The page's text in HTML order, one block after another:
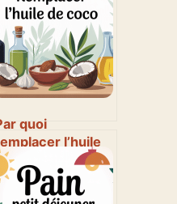
quoi
l’huile
coco en cuisine
en cosmétique